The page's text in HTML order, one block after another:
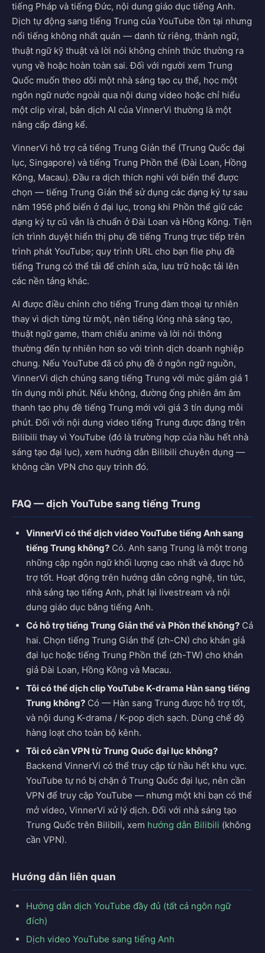
tiếng Pháp và tiếng Đức, nội dung giáo dục tiếng Anh.
Dịch tự động sang tiếng Trung của YouTube tồn tại nhưng
nổi tiếng không nhất quán — danh từ riêng, thành ngữ,
thuật ngữ kỹ thuật và lời nói không chính thức thường ra
vụng về hoặc hoàn toàn sai. Đối với người xem Trung
Quốc muốn theo dõi một nhà sáng tạo cụ thể, học một
ngôn ngữ nước ngoài qua nội dung video hoặc chỉ hiểu
một clip viral, bản dịch AI của VinnerVi thường là một
nâng cấp đáng kể.
VinnerVi hỗ trợ cả tiếng Trung Giản thể (Trung Quốc đại
lục, Singapore) và tiếng Trung Phồn thể (Đài Loan, Hồng
Kông, Macau). Đầu ra dịch thích nghi với biến thể được
chọn — tiếng Trung Giản thể sử dụng các dạng ký tự sau
năm 1956 phổ biến ở đại lục, trong khi Phồn thể giữ các
dạng ký tự cũ vẫn là chuẩn ở Đài Loan và Hồng Kông. Tiện
ích trình duyệt hiển thị phụ đề tiếng Trung trực tiếp trên
trình phát YouTube; quy trình URL cho bạn file phụ đề
tiếng Trung có thể tải để chỉnh sửa, lưu trữ hoặc tải lên
các nền tảng khác.
AI được điều chỉnh cho tiếng Trung đàm thoại tự nhiên
thay vì dịch từng từ một, nên tiếng lóng nhà sáng tạo,
thuật ngữ game, tham chiếu anime và lời nói thông
thường đến tự nhiên hơn so với trình dịch doanh nghiệp
chung. Nếu YouTube đã có phụ đề ở ngôn ngữ nguồn,
VinnerVi dịch chúng sang tiếng Trung với mức giảm giá 1
tín dụng mỗi phút. Nếu không, đường ống phiên âm âm
thanh tạo phụ đề tiếng Trung mới với giá 3 tín dụng mỗi
phút. Đối với nội dung video tiếng Trung được đăng trên
Bilibili thay vì YouTube (đó là trường hợp của hầu hết nhà
sáng tạo đại lục), xem hướng dẫn Bilibili chuyên dụng —
không cần VPN cho quy trình đó.
FAQ — dịch YouTube sang tiếng Trung
VinnerVi có thể dịch video YouTube tiếng Anh sang
tiếng Trung không? Có. Anh sang Trung là một trong
những cặp ngôn ngữ khối lượng cao nhất và được hỗ
trợ tốt. Hoạt động trên hướng dẫn công nghệ, tin tức,
nhà sáng tạo tiếng Anh, phát lại livestream và nội
dung giáo dục bằng tiếng Anh.
Có hỗ trợ tiếng Trung Giản thể và Phồn thể không? Cả
hai. Chọn tiếng Trung Giản thể (zh-CN) cho khán giả
đại lục hoặc tiếng Trung Phồn thể (zh-TW) cho khán
giả Đài Loan, Hồng Kông và Macau.
Tôi có thể dịch clip YouTube K-drama Hàn sang tiếng
Trung không? Có — Hàn sang Trung được hỗ trợ tốt,
và nội dung K-drama / K-pop dịch sạch. Dùng chế độ
hàng loạt cho toàn bộ kênh.
Tôi có cần VPN từ Trung Quốc đại lục không?
Backend VinnerVi có thể truy cập từ hầu hết khu vực.
YouTube tự nó bị chặn ở Trung Quốc đại lục, nên cần
VPN để truy cập YouTube — nhưng một khi bạn có thể
mở video, VinnerVi xử lý dịch. Đối với nhà sáng tạo
Trung Quốc trên Bilibili, xem hướng dẫn Bilibili (không
cần VPN).
Hướng dẫn liên quan
Hướng dẫn dịch YouTube đầy đủ (tất cả ngôn ngữ
đích)
Dịch video YouTube sang tiếng Anh